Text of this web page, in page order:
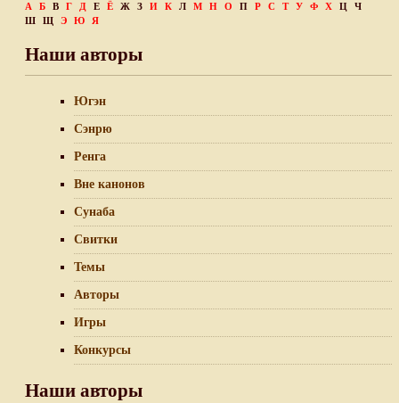
А Б В Г Д Е Ё Ж З И К Л М Н О П Р С Т У Ф Х Ц
Ч
Ш
Щ Э Ю Я
Наши авторы
Югэн
Сэнрю
Ренга
Вне канонов
Сунаба
Свитки
Темы
Авторы
Игры
Конкурсы
Наши авторы